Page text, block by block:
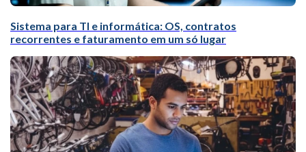
Sistema para TI e informática: OS, contratos
recorrentes e faturamento em um só lugar